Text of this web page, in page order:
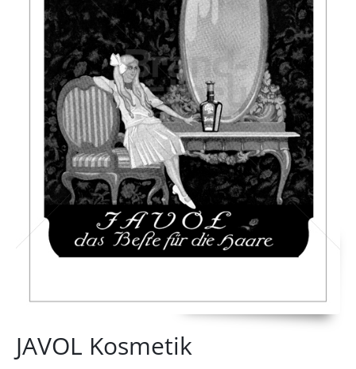
JAVOL Kosmetik